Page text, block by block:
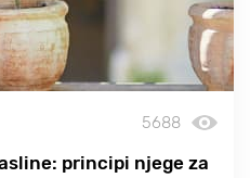
5688
principi njege za